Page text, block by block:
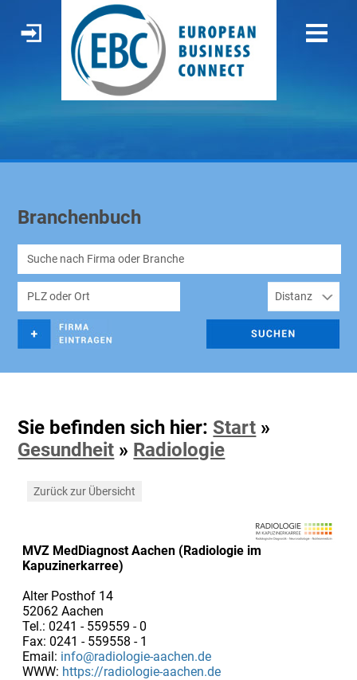
Branchenbuch
Sie befinden sich hier: Start »
Gesundheit » Radiologie
Zurück zur Übersicht
MVZ MedDiagnost Aachen (Radiologie im
Kapuzinerkarree)
Alter Posthof 14
52062 Aachen
Tel.: 0241 - 559559 - 0
Fax: 0241 - 559558 - 1
Email: info@radiologie-aachen.de
WWW: https://radiologie-aachen.de